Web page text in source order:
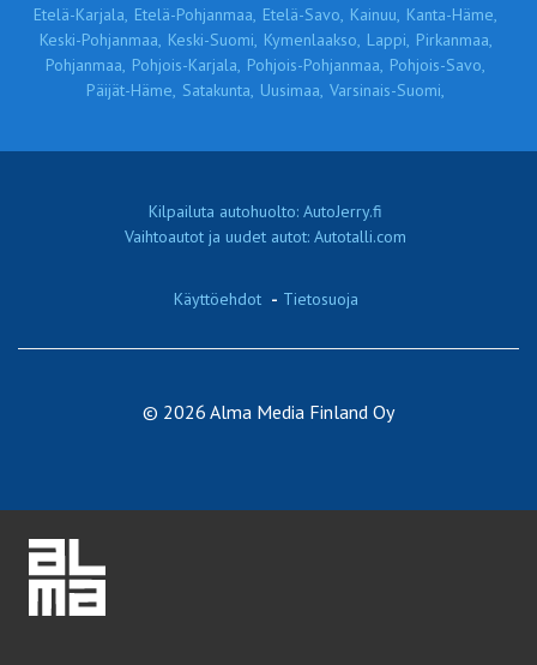
Etelä-Karjala, Etelä-Pohjanmaa, Etelä-Savo, Kainuu, Kanta-Häme,
Keski-Pohjanmaa, Keski-Suomi, Kymenlaakso, Lappi, Pirkanmaa,
Pohjanmaa, Pohjois-Karjala, Pohjois-Pohjanmaa, Pohjois-Savo,
Päijät-Häme, Satakunta, Uusimaa, Varsinais-Suomi,
Kilpailuta autohuolto: AutoJerry.fi
Vaihtoautot ja uudet autot: Autotalli.com
Käyttöehdot - Tietosuoja
© 2026 Alma Media Finland Oy